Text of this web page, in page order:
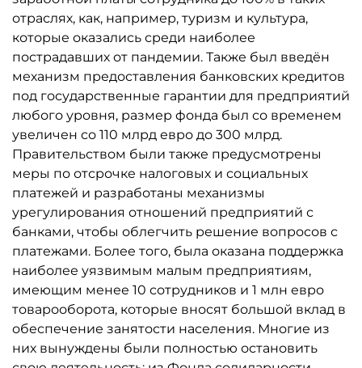
отраслях, как, например, туризм и культура,
которые оказались среди наиболее
пострадавших от пандемии. Также был введён
механизм предоставления банковских кредитов
под государственные гарантии для предприятий
любого уровня, размер фонда был со временем
увеличен со 110 млрд евро до 300 млрд.
Правительством были также предусмотрены
меры по отсрочке налоговых и социальных
платежей и разработаны механизмы
урегулирования отношений предприятий с
банками, чтобы облегчить решение вопросов с
платежами. Более того, была оказана поддержка
наиболее уязвимым малым предприятиям,
имеющим менее 10 сотрудников и 1 млн евро
товарооборота, которые вносят большой вклад в
обеспечение занятости населения. Многие из
них вынуждены были полностью остановить